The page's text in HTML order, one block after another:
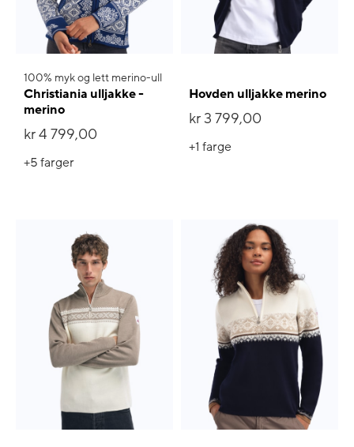
100% myk og lett merino-ull
Christiania ulljakke -
merino
kr 4 799,00
+5farger
Hovden ulljakke merino
kr 3 799,00
+1 farge